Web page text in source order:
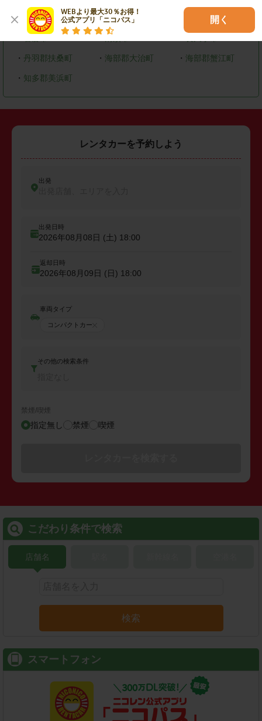
WEBより最大30％お得！
公式アプリ「ニコパス」
開く
・ 大府市 ・知多市 尾張旭市
・ 丹羽郡扶桑町 ・ 海部郡大治町 ・ 海部郡蟹江町
・ 知多郡美浜町
レンタカーを予約しよう
出発
出発日時
2026年08月08日 (土) 18:00
返却日時
2026年08月09日 (日) 18:00
車両タイプ
コンパクトカー
その他の検索条件
禁煙/喫煙
指定無し 禁煙 喫煙
こだわり条件で検索
店舗名
検索
スマートフォン